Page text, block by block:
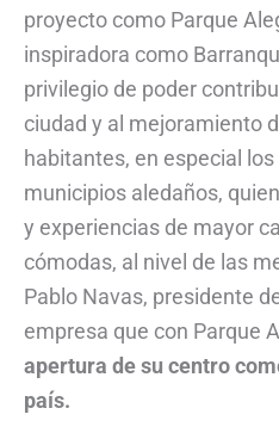
proyecto como Parque
inspiradora como
privilegio de poder
ciudad y al mejoramiento
habitantes, en especial
municipios aledaños,
y experiencias de mayor
cómodas, al nivel de las
Pablo Navas, presidente
empresa que con Parque
apertura de su centro
país.